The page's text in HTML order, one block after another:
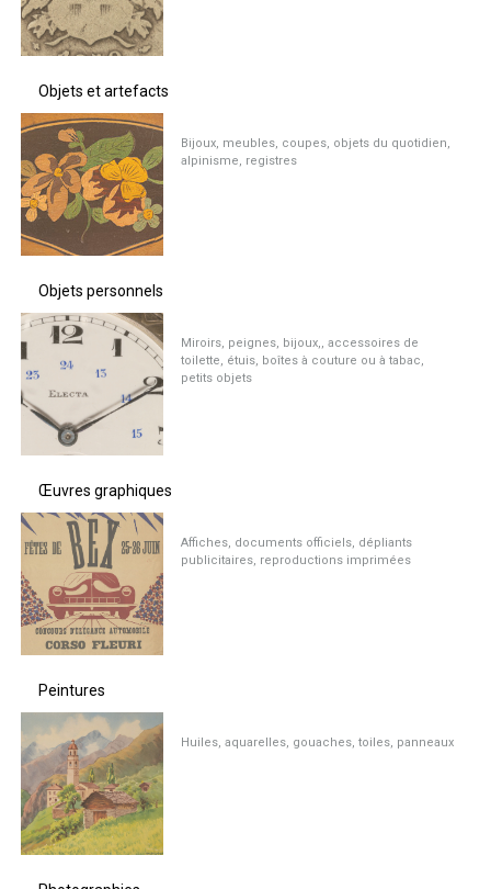
Objets et artefacts
Bijoux, meubles, coupes, objets du quotidien,
alpinisme, registres
Objets personnels
Miroirs, peignes, bijoux,, accessoires de
toilette, étuis, boîtes à couture ou à tabac,
petits objets
Œuvres graphiques
Affiches, documents officiels, dépliants
publicitaires, reproductions imprimées
Peintures
Huiles, aquarelles, gouaches, toiles, panneaux